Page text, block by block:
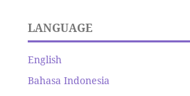
LANGUAGE
English
Bahasa Indonesia